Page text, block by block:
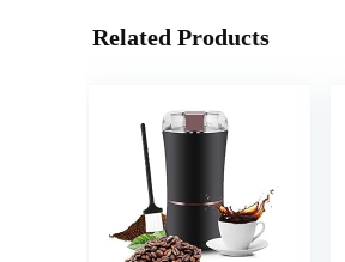
Related Products